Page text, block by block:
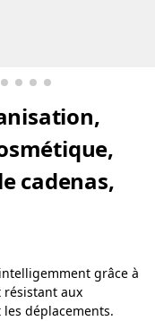
cadenas,
grâce à
résistant aux
déplacements.